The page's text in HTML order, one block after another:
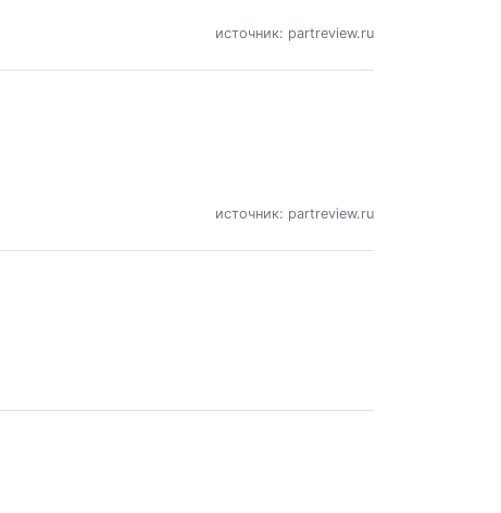
источник: partreview.ru
источник: partreview.ru